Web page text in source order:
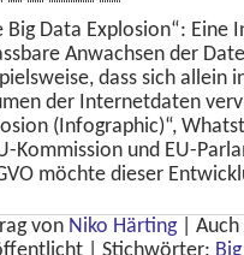
Big Data Explosion“: Eine
Anwachsen der
dass sich allein
der Internetdaten
(Infographic)“,
Kommission und EU-
möchte dieser
von Niko Härting